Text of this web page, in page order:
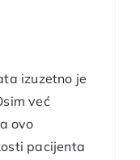
izuzetno je
već
ovo
pacijenta